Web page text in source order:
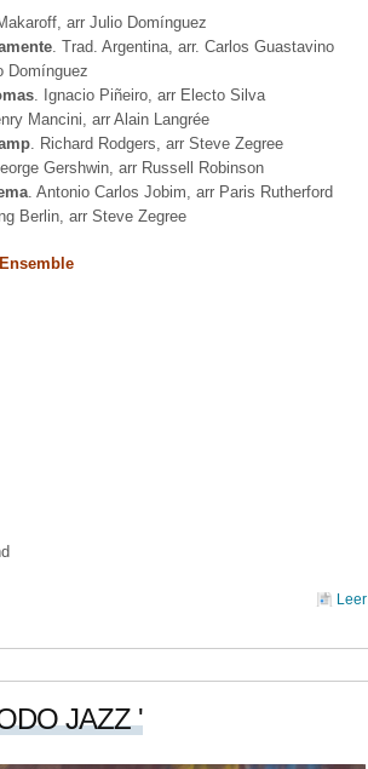
arr Julio Domínguez
. Trad. Argentina, arr. Carlos Guastavino
Domínguez
. Ignacio Piñeiro, arr Electo Silva
Mancini, arr Alain Langrée
. Richard Rodgers, arr Steve Zegree
Gershwin, arr Russell Robinson
. Antonio Carlos Jobim, arr Paris Rutherford
Berlin, arr Steve Zegree
JAZZ '